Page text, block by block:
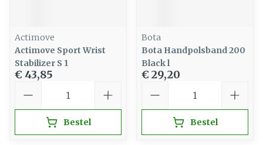
Actimove
Actimove Sport Wrist
Stabilizer S 1
€ 43,85
Bestel
Bota
Bota Handpolsband 200
Black l
€ 29,20
Bestel